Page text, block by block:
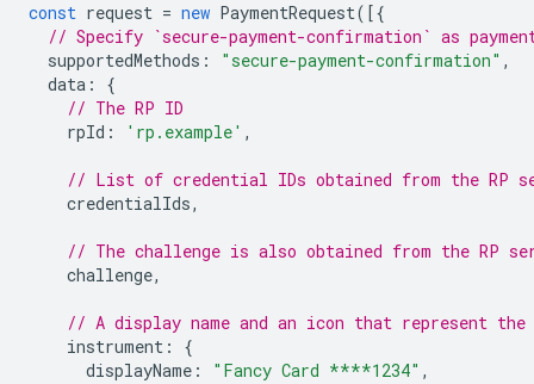
const request = new PaymentRequest([{
// Specify `secure-payment-confirmation` as
supportedMethods : "secure-payment-confirmation" ,
data :
{
// The RP ID
rpId : 'rp.example' ,
// List of credential IDs obtained from the RP
credentialIds,
// The challenge is also obtained from the RP
challenge,
// A display name and an icon that represent the
instrument :
{
displayName : "Fancy Card ****1234" ,